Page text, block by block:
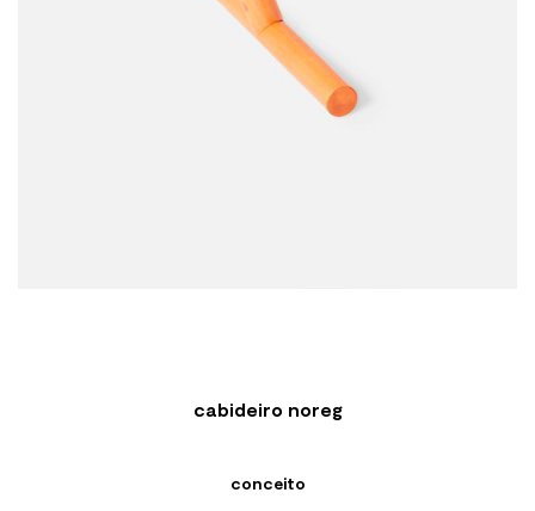
cabideiro noreg
conceito